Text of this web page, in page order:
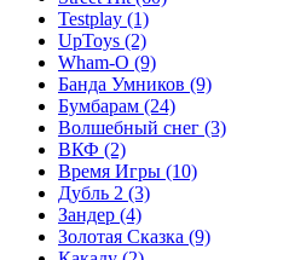
Testplay (1)
UpToys (2)
Wham-O (9)
Банда Умников (9)
Бумбарам (24)
Волшебный снег (3)
ВКФ (2)
Время Игры (10)
Дубль 2 (3)
Зандер (4)
Золотая Сказка (9)